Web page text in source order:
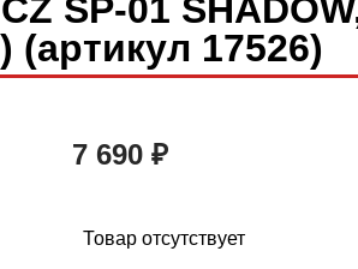
SP-01
(артикул 17526)
7 690 ₽
Товар отсутствует